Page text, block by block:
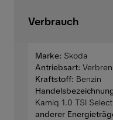
Verbrauch
Marke: Skoda
Antriebsart:
Kraftstoff: Benzin
Kamiq 1.0 TSI
anderer